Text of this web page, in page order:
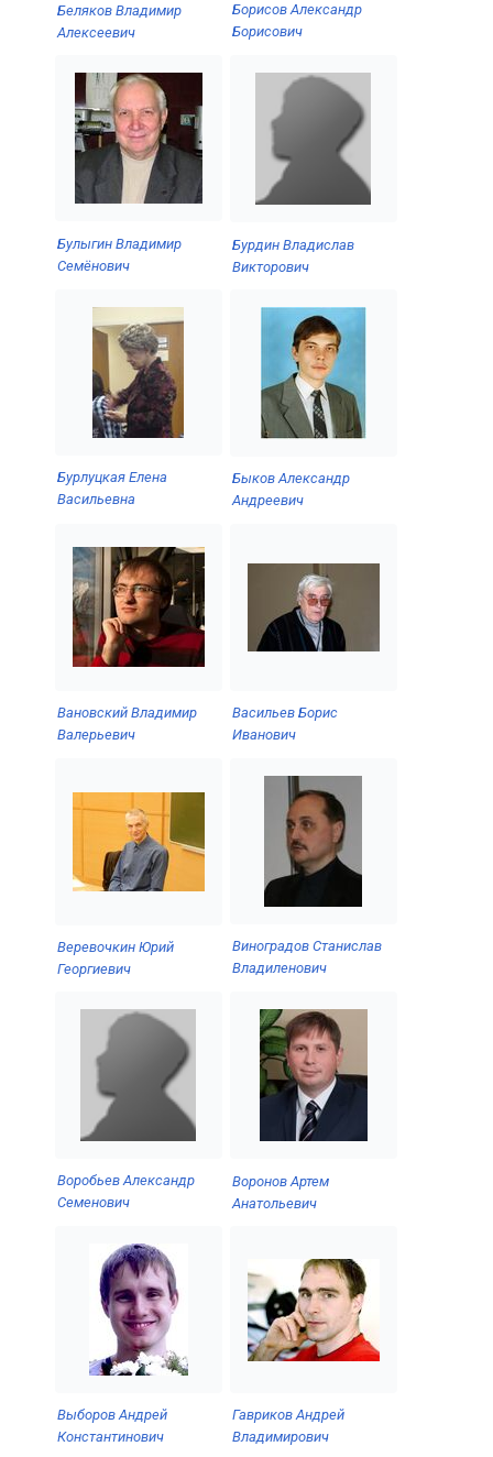
Беляков Владимир
Алексеевич
Борисов Александр
Борисович
Булыгин Владимир
Семёнович
Бурдин Владислав
Викторович
Бурлуцкая Елена
Васильевна
Быков Александр
Андреевич
Вановский Владимир
Валерьевич
Васильев Борис
Иванович
Веревочкин Юрий
Георгиевич
Виноградов Станислав
Владиленович
Воробьев Александр
Семенович
Воронов Артем
Анатольевич
Выборов Андрей
Константинович
Гавриков Андрей
Владимирович